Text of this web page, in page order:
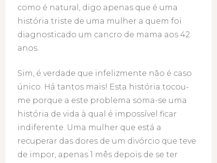
como é natural, digo apenas que é uma
história triste de uma mulher a quem foi
diagnosticado um cancro de mama aos 42
anos.
Sim, é verdade que infelizmente não é caso
único. Há tantos mais! Esta história tocou-
me porque a este problema soma-se uma
história de vida à qual é impossível ficar
indiferente. Uma mulher que está a
recuperar das dores de um divórcio que teve
de impor, apenas 1 mês depois de se ter